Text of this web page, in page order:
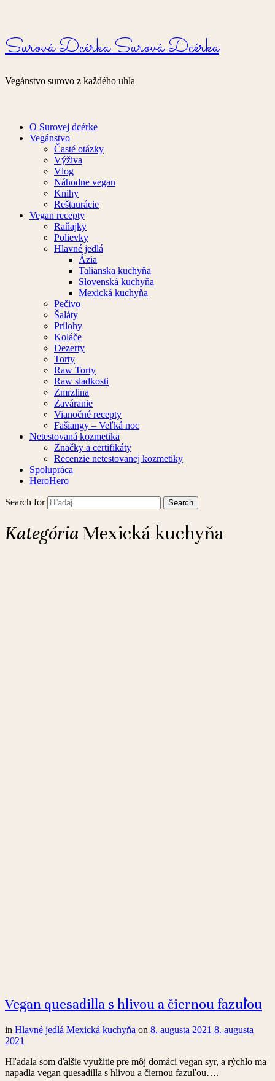
Surová DcérkaSurová Dcérka
Vegánstvo surovo z každého uhla
O Surovej dcérke
Vegánstvo
Časté otázky
Výživa
Vlog
Náhodne vegan
Knihy
Reštaurácie
Vegan recepty
Raňajky
Polievky
Hlavné jedlá
Ázia
Talianska kuchyňa
Slovenská kuchyňa
Mexická kuchyňa
Pečivo
Šaláty
Prílohy
Koláče
Dezerty
Torty
Raw Torty
Raw sladkosti
Zmrzlina
Zaváranie
Vianočné recepty
Fašiangy – Veľká noc
Netestovaná kozmetika
Značky a certifikáty
Recenzie netestovanej kozmetiky
Spolupráca
HeroHero
Search for
Kategória Mexická kuchyňa
Vegan quesadilla s hlivou a čiernou fazuľou
in Hlavné jedlá Mexická kuchyňa on 8. augusta 2021 8. augusta
2021
Hľadala som ďalšie využitie pre môj domáci vegan syr, a rýchlo ma
napadla vegan quesadilla s hlivou a čiernou fazuľou….